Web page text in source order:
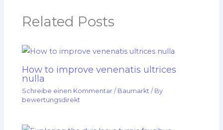
Related Posts
How to improve venenatis ultrices
nulla
Schreibe einen Kommentar / Baumarkt / By
bewertungsdirekt